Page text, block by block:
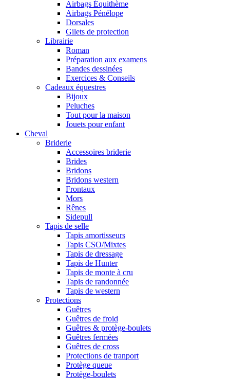
Airbags Équithème
Airbags Pénélope
Dorsales
Gilets de protection
Librairie
Roman
Préparation aux examens
Bandes dessinées
Exercices & Conseils
Cadeaux équestres
Bijoux
Peluches
Tout pour la maison
Jouets pour enfant
Cheval
Briderie
Accessoires briderie
Brides
Bridons
Bridons western
Frontaux
Mors
Rênes
Sidepull
Tapis de selle
Tapis amortisseurs
Tapis CSO/Mixtes
Tapis de dressage
Tapis de Hunter
Tapis de monte à cru
Tapis de randonnée
Tapis de western
Protections
Guêtres
Guêtres de froid
Guêtres & protège-boulets
Guêtres fermées
Guêtres de cross
Protections de tranport
Protège queue
Protège-boulets